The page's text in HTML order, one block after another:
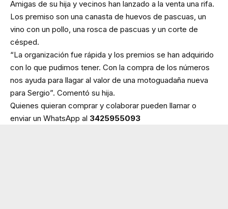
Amigas de su hija y vecinos han lanzado a la venta una rifa.
Los premiso son una canasta de huevos de pascuas, un
vino con un pollo, una rosca de pascuas y un corte de
césped.
“La organización fue rápida y los premios se han adquirido
con lo que pudimos tener. Con la compra de los números
nos ayuda para llagar al valor de una motoguadaña nueva
para Sergio”. Comentó su hija.
Quienes quieran comprar y colaborar pueden llamar o
enviar un WhatsApp al 3425955093